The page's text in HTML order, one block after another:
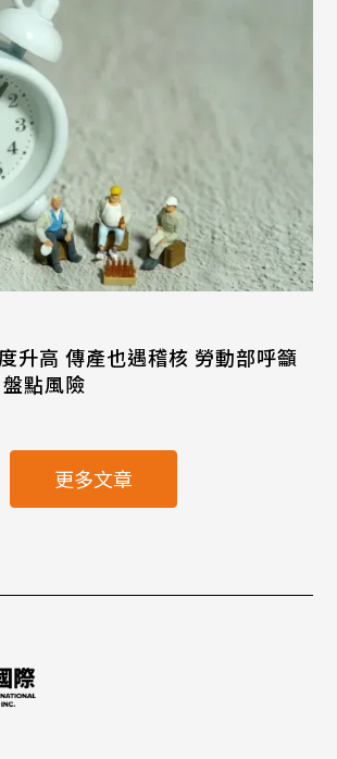
升高 傳產也遇稽核 勞動部呼籲
點風險
更多文章